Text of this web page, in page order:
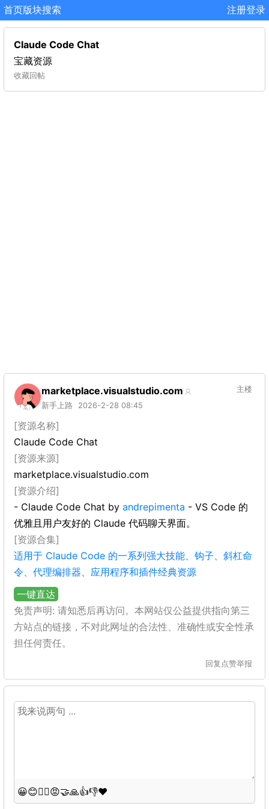
首页版块搜索 注册登录
Claude Code Chat
宝藏资源
收藏回帖
marketplace.visualstudio.com
新手上路 2026-2-28 08:45
主楼
[资源名称]
Claude Code Chat
[资源来源]
marketplace.visualstudio.com
[资源介绍]
- Claude Code Chat by andrepimenta - VS Code 的
优雅且用户友好的 Claude 代码聊天界面。
[资源合集]
适用于 Claude Code 的一系列强大技能、钩子、斜杠命
令、代理编排器、应用程序和插件经典资源
一键直达
免责声明: 请知悉后再访问。本网站仅公益提供指向第三
方站点的链接，不对此网址的合法性、准确性或安全性承
担任何责任。
回复 点赞举报
😀😊😵‍💫😡🤝🙏👍👎❤️